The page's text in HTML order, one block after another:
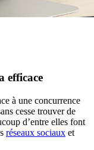
efficace
à une concurrence
cesse trouver de
d’entre elles font
réseaux sociaux et